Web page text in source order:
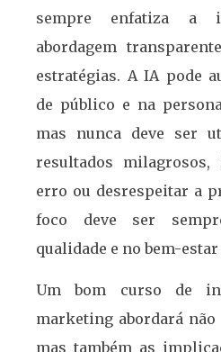
sempre enfatiza a
abordagem
estratégias. A IA pode
de público e na
mas nunca deve ser
resultados
erro ou desrespeitar a
foco deve ser
qualidade e no bem-
Um bom curso de
marketing abordará
mas também as